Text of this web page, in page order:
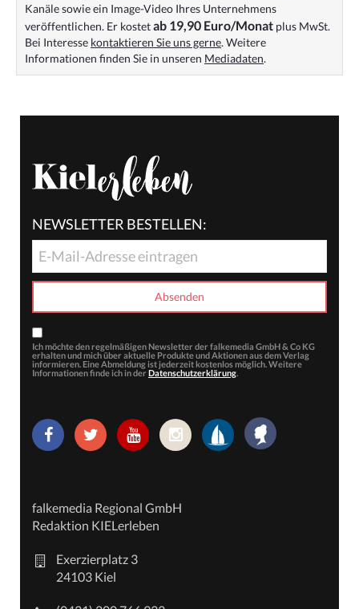
Kanäle sowie ein Image-Video Ihres Unternehmens
veröffentlichen. Er kostetab 19,90 Euro/Monat plus MwSt.
Bei Interesse kontaktieren Sie uns gerne. Weitere
Informationen finden Sie in unseren Mediadaten.
NEWSLETTER BESTELLEN:
Ich möchte den regelmäßigen Newsletter der falkemedia GmbH & Co KG
erhalten und mich über aktuelle Produkte und Aktionen aus dem Verlag
informieren. Eine Abmeldung ist jederzeit kostenlos möglich. Weitere
Informationen finde ich in der Datenschutzerklärung.
falkemedia Regional GmbH
Redaktion KIELerleben
Exerzierplatz 3
24103 Kiel